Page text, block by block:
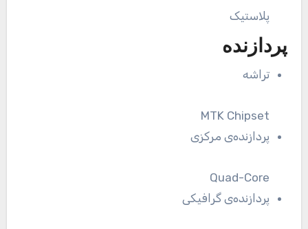
پلاستیک
پردازنده
تراشه
MTK Chipset
پردازنده‌ی مرکزی
Quad-Core
پردازنده‌ی گرافیکی